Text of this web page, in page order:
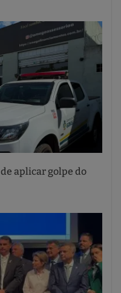
aplicar golpe do